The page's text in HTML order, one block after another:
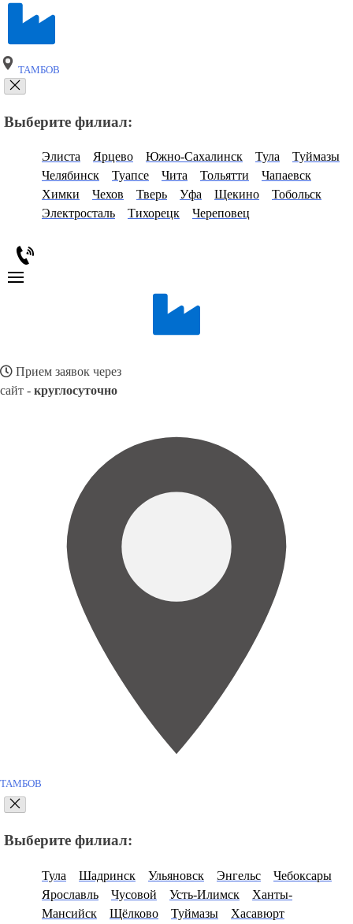
ТАМБОВ
Выберите филиал:
Элиста Ярцево Южно-Сахалинск Тула
Туймазы
Челябинск
Туапсе Чита Тольятти
Чапаевск
Химки
Чехов Тверь Уфа Щекино
Тобольск
Электросталь
Тихорецк Череповец
Прием заявок через
сайт - круглосуточно
ТАМБОВ
Выберите филиал:
Тула Шадринск Ульяновск Энгельс
Чебоксары
Ярославль
Чусовой Усть-Илимск
Ханты-
Мансийск
Щёлково Туймазы
Хасавюрт